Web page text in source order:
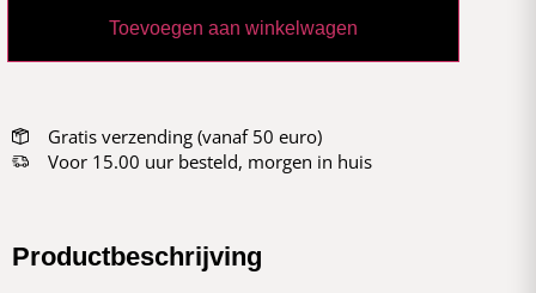
Toevoegen aan winkelwagen
Gratis verzending (vanaf 50 euro)
Voor 15.00 uur besteld, morgen in huis
Productbeschrijving